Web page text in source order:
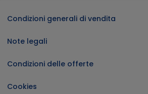
Negozi
Negozi
Negozi
Negozi
Negozi
Negozi
Negozi
Negozi
Condizioni generali di vendita
Note legali
Condizioni delle offerte
Cookies